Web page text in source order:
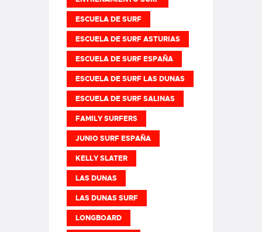
ESCUELA DE SURF
ESCUELA DE SURF ASTURIAS
ESCUELA DE SURF ESPAÑA
ESCUELA DE SURF LAS DUNAS
ESCUELA DE SURF SALINAS
FAMILY SURFERS
JUNIO SURF ESPAÑA
KELLY SLATER
LAS DUNAS
LAS DUNAS SURF
LONGBOARD